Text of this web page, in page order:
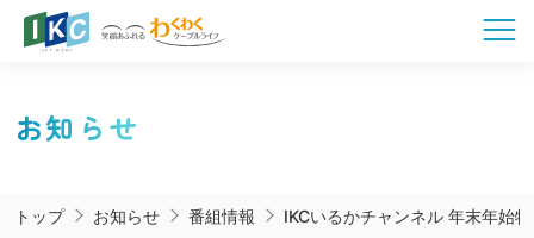
お知らせ
トップ お知らせ 番組情報 IKCいるかチャンネル 年末年始